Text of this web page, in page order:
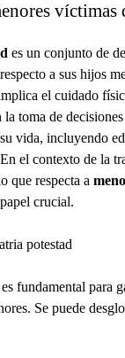
víctimas
es un conjunto de
a sus hijos
el cuidado
toma de decisiones
vida, incluyendo
el contexto de la
que respecta a
crucial.
potestad
fundamental para
Se puede